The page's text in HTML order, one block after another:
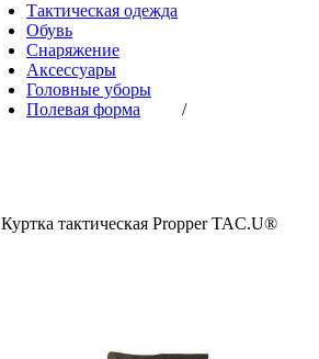
Тактическая одежда
Обувь
Снаряжение
Аксессуары
Головные уборы
Полевая форма
/
Куртка тактическая Propper TAC.U®